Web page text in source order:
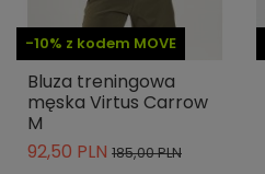
-10% z kodem MOVE
Bluza treningowa
męska Virtus Carrow
M
92,50 PLN 185,00 PLN